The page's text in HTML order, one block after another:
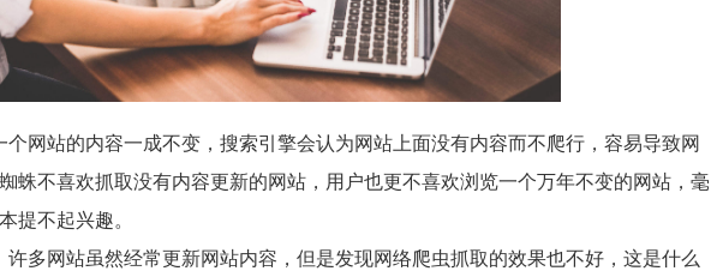
个网站的内容一成不变，搜索引擎会认为网站上面没有内容而不爬行，容易导致网
蛛不喜欢抓取没有内容更新的网站，用户也更不喜欢浏览一个万年不变的网站，毫
提不起兴趣。
许多网站虽然经常更新网站内容，但是发现网络爬虫抓取的效果也不好，这是什么